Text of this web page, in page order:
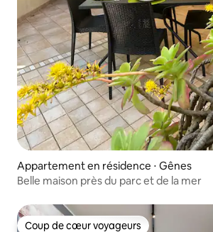
Appartement en résidence ⋅ Gênes
Belle maison près du parc et de la mer
Coup de cœur voyageurs